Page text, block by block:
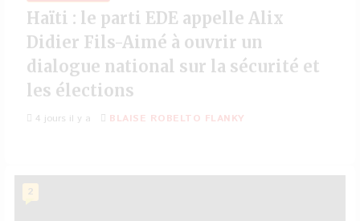
Haïti : le parti EDE appelle Alix
Didier Fils-Aimé à ouvrir un
dialogue national sur la sécurité et
les élections
4 jours il y a BLAISE ROBELTO FLANKY
2